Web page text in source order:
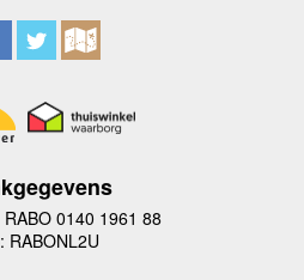
RABO 0140 1961 88
RABONL2U